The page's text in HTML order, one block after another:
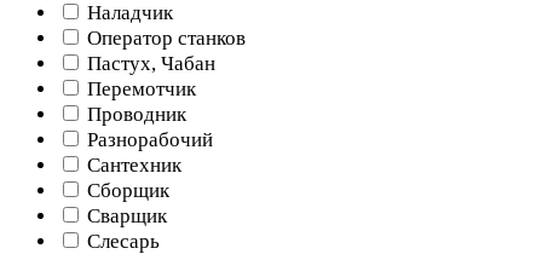
Наладчик
Оператор станков
Пастух, Чабан
Перемотчик
Проводник
Разнорабочий
Сантехник
Сборщик
Сварщик
Слесарь